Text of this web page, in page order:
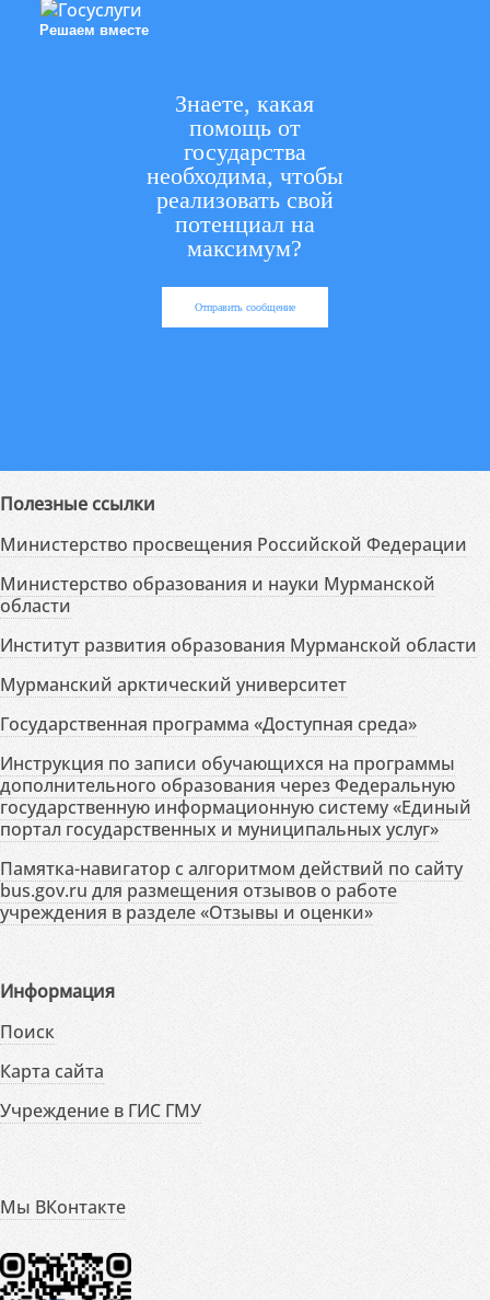
Решаем вместе
Знаете, какая
помощь от
государства
необходима, чтобы
реализовать свой
потенциал на
максимум?
Отправить сообщение
Полезные ссылки
Министерство просвещения Российской Федерации
Министерство образования и науки Мурманской
области
Институт развития образования Мурманской области
Мурманский арктический университет
Государственная программа «Доступная среда»
Инструкция по записи обучающихся на программы
дополнительного образования через Федеральную
государственную информационную систему «Единый
портал государственных и муниципальных услуг»
Памятка-навигатор с алгоритмом действий по сайту
bus.gov.ru для размещения отзывов о работе
учреждения в разделе «Отзывы и оценки»
Информация
Поиск
Карта сайта
Учреждение в ГИС ГМУ
Мы ВКонтакте